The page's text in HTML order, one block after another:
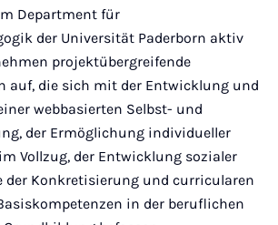
Department für
der Universität Paderborn aktiv
projektübergreifende
auf, die sich mit der Entwicklung und
webbasierten Selbst- und
der Ermöglichung individueller
Vollzug, der Entwicklung sozialer
der Konkretisierung und curricularen
in der beruflichen